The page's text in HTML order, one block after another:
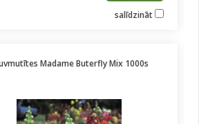
salīdzināt
Madame Buterfly Mix 1000s